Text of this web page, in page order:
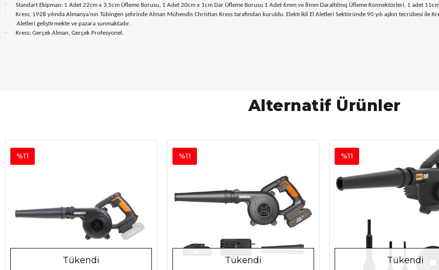
· Standart Ekipman: 1 Adet 22cm x 3,5cm Üfleme Borusu, 1 Adet 20cm x 1cm Dar Üfleme Borusu 1 Adet 6mm ve 8mm Daraltılmış Üfleme Konnektörleri, 1 adet
·
Kress, 1928 yılında Almanya’nın Tübingen şehrinde Alman Mühendis Christian Kress tarafından kuruldu. Elektrikli El Aletleri Sektöründe 90 yılı aşkın tecrübesi
Aletleri geliştirmekte ve pazara sunmaktadır.
· Kress: Gerçek Alman, Gerçek Profesyonel.
Alternatif Ürünler
Tükendi
%11
Tükendi
%11
Tükendi
%11